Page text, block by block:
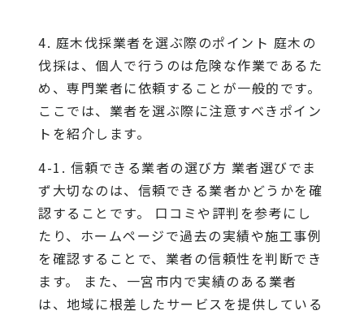
4. 庭木伐採業者を選ぶ際のポイント 庭木の
伐採は、個人で行うのは危険な作業であるた
め、専門業者に依頼することが一般的です。
ここでは、業者を選ぶ際に注意すべきポイン
トを紹介します。
4-1. 信頼できる業者の選び方 業者選びでま
ず大切なのは、信頼できる業者かどうかを確
認することです。 口コミや評判を参考にし
たり、ホームページで過去の実績や施工事例
を確認することで、業者の信頼性を判断でき
ます。 また、一宮市内で実績のある業者
は、地域に根差したサービスを提供している